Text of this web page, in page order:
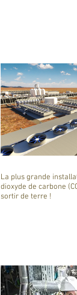
La plus grande
dioxyde de carbone
sortir de terre !